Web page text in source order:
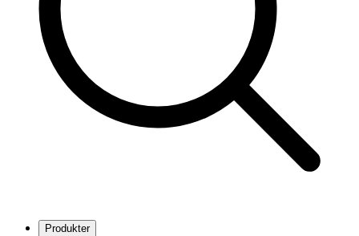
Produkter